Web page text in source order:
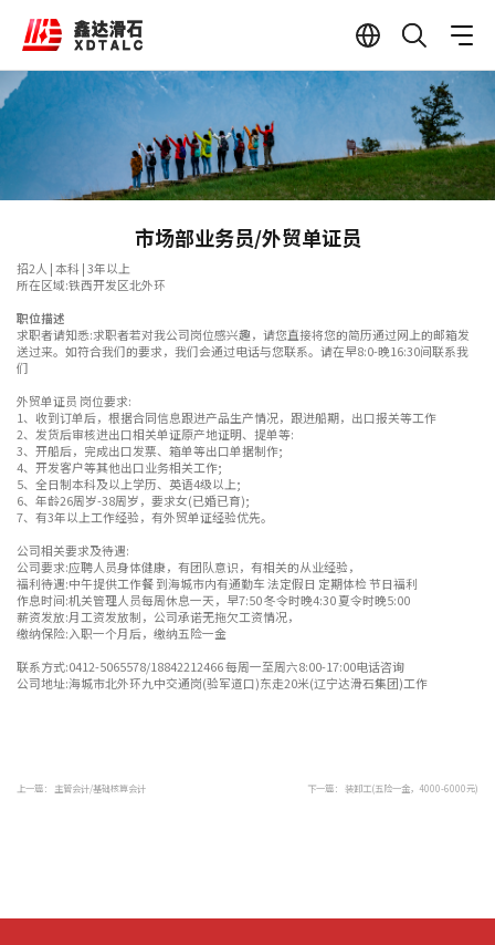
市场部业务员/外贸单证员
招2人 | 本科 | 3年以上
所在区域:铁西开发区北外环
职位描述
求职者请知悉:求职者若对我公司岗位感兴趣，请您直接将您的简历通过网上的邮箱发
送过来。如符合我们的要求，我们会通过电话与您联系。请在早8:0-晚16:30间联系我
们
外贸单证员 岗位要求:
1、收到订单后，根据合同信息跟进产品生产情况，跟进船期，出口报关等工作
2、发货后审核进出口相关单证原产地证明、提单等:
3、开船后，完成出口发票、箱单等出口单据制作;
4、开发客户等其他出口业务相关工作;
5、全日制本科及以上学历、英语4级以上;
6、年龄26周岁-38周岁，要求女(已婚已育);
7、有3年以上工作经验，有外贸单证经验优先。
公司相关要求及待遇:
公司要求:应聘人员身体健康，有团队意识，有相关的从业经验，
福利待遇:中午提供工作餐 到海城市内有通勤车 法定假日 定期体检 节日福利
作息时间:机关管理人员每周休息一天，早7:50 冬令时晚4:30 夏令时晚5:00
薪资发放:月工资发放制，公司承诺无拖欠工资情况，
缴纳保险:入职一个月后，缴纳五险一金
联系方式:0412-5065578/18842212466 每周一至周六8:00-17:00电话咨询
公司地址:海城市北外环九中交通岗(验军道口)东走20米(辽宁达滑石集团)工作
上一篇： 主管会计/基础核算会计 下一篇： 装卸工(五险一金，4000-6000元)